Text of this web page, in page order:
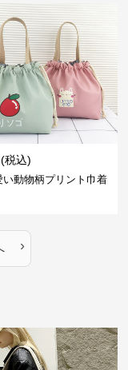
(税込)
い動物柄プリント巾着
›